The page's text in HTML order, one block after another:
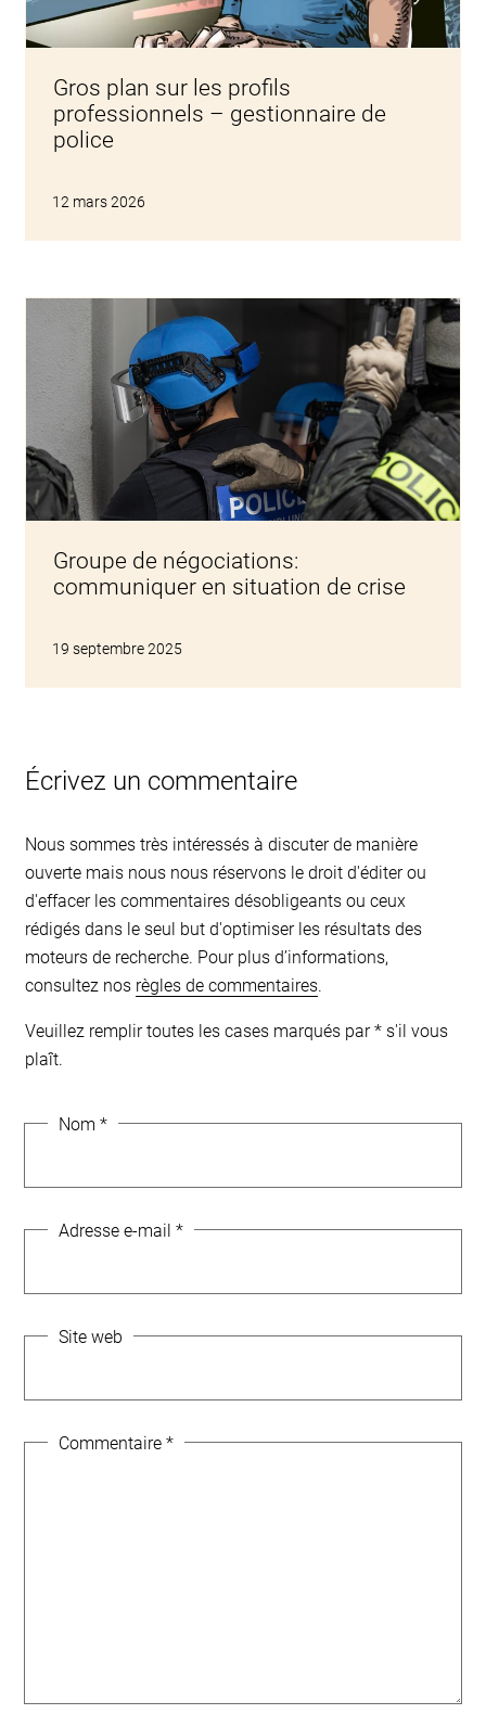
Gros plan sur les profils
professionnels – gestionnaire de
police
12 mars 2026
Groupe de négociations:
communiquer en situation de crise
19 septembre 2025
Écrivez un commentaire
Nous sommes très intéressés à discuter de manière
ouverte mais nous nous réservons le droit d'éditer ou
d'effacer les commentaires désobligeants ou ceux
rédigés dans le seul but d'optimiser les résultats des
moteurs de recherche. Pour plus d’informations,
consultez nos règles de commentaires.
Veuillez remplir toutes les cases marqués par * s'il vous
plaît.
Nom *
Adresse e-mail *
Site web
Commentaire *